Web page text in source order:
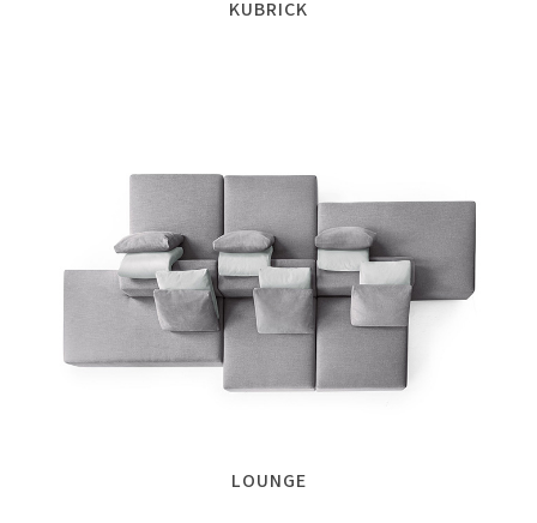
KUBRICK
LOUNGE